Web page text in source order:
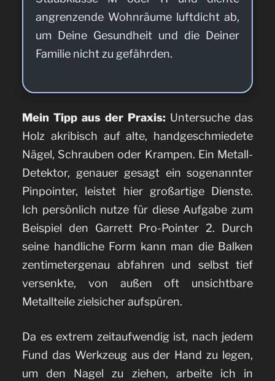
angrenzende Wohnräume luftdicht ab,
um Deine Gesundheit und die Deiner
Familie nicht zu gefährden.
Mein Tipp aus der Praxis: Untersuche das
Holz akribisch auf alte, handgeschmiedete
Nägel, Schrauben oder Krampen. Ein Metall-
Detektor, genauer gesagt ein sogenannter
Pinpointer, leistet hier großartige Dienste.
Ich persönlich nutze für diese Aufgabe zum
Beispiel den Garrett Pro-Pointer 2. Durch
seine handliche Form kann man die Balken
zentimetergenau abfahren und selbst tief
versenkte, von außen oft unsichtbare
Metallteile zielsicher aufspüren.
Da es extrem zeitaufwendig ist, nach jedem
Fund das Werkzeug aus der Hand zu legen,
um den Nagel zu ziehen, arbeite ich in